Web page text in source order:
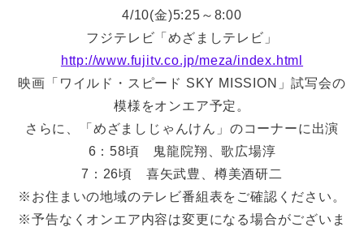
4/10(金)5:25～8:00
フジテレビ「めざましテレビ」
http://www.fujitv.co.jp/meza/index.html
映画「ワイルド・スピード SKY MISSION」試写会の
模様をオンエア予定。
さらに、「めざましじゃんけん」のコーナーに出演
6：58頃 鬼龍院翔、歌広場淳
7：26頃 喜矢武豊、樽美酒研二
※お住まいの地域のテレビ番組表をご確認ください。
※予告なくオンエア内容は変更になる場合がございま